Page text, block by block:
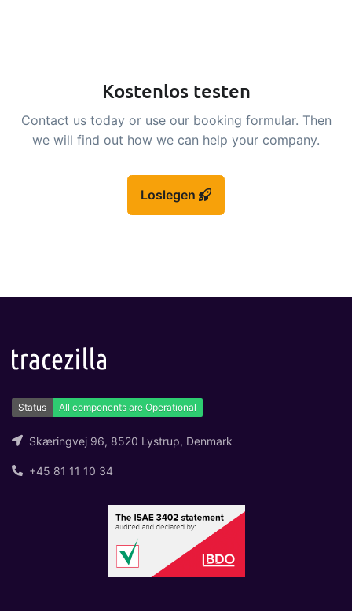
Kostenlos testen
Contact us today or use our booking formular. Then
we will find out how we can help your company.
Loslegen
Skæringvej 96, 8520 Lystrup, Denmark
+45 81 11 10 34